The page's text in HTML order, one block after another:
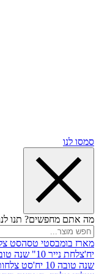
תנו לנו לעזור לכם
טסה
יח'
צלחת נייר 8"
סט צלחות שנה טובה לבן זהב